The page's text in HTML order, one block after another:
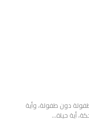
دون طفولة، وأية
أية حياة…